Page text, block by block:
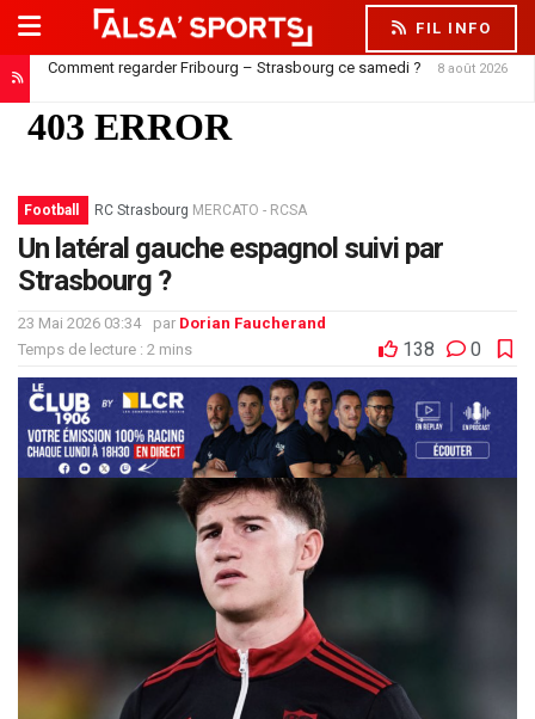
FIL INFO
Comment regarder Fribourg – Strasbourg ce samedi ? 8 août 2026
Football RC Strasbourg MERCATO - RCSA
Un latéral gauche espagnol suivi par
Strasbourg ?
23 Mai 2026 03:34 par Dorian Faucherand
Temps de lecture : 2 mins
138 0